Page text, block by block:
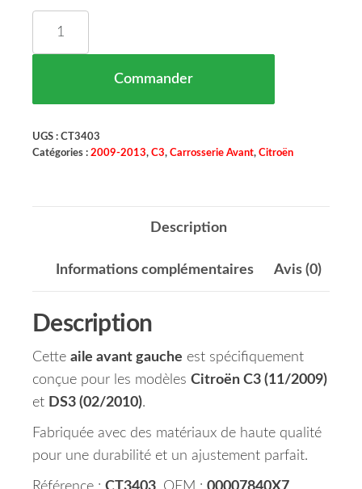
Commander
UGS : CT3403
Catégories : 2009-2013, C3, Carrosserie Avant, Citroën
Description
Informations complémentaires Avis (0)
Description
Cette aile avant gauche est spécifiquement
conçue pour les modèles Citroën C3 (11/2009)
et DS3 (02/2010).
Fabriquée avec des matériaux de haute qualité
pour une durabilité et un ajustement parfait.